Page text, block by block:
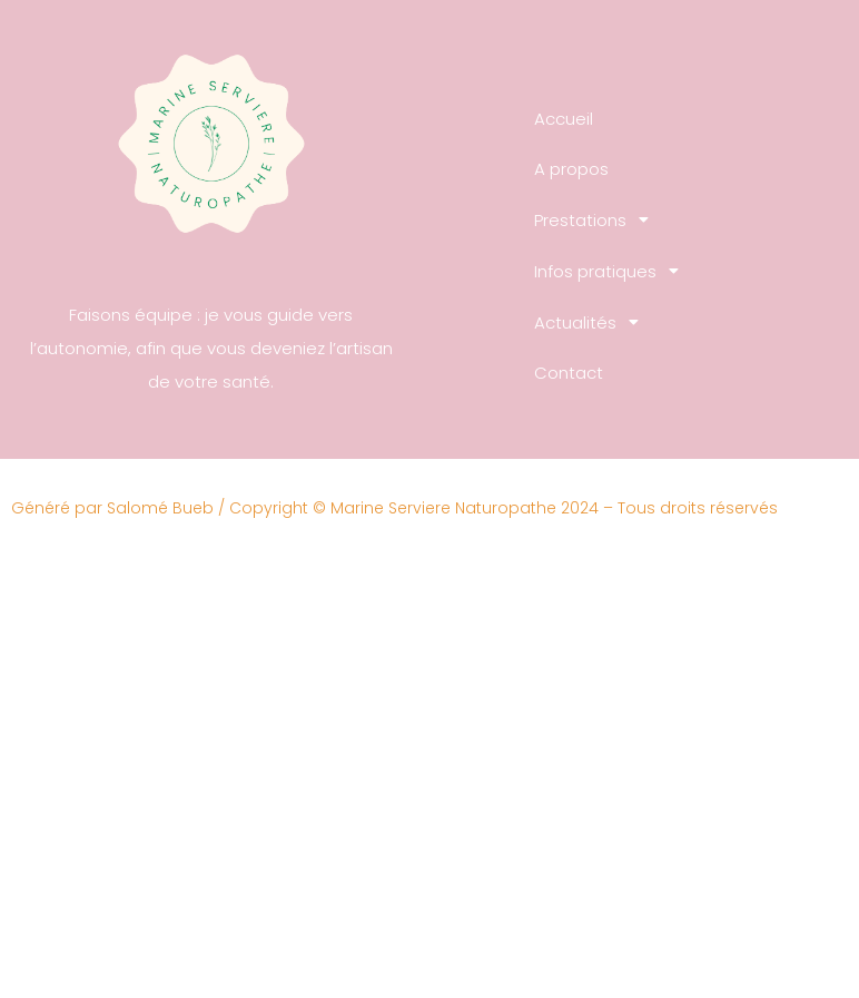
Faisons équipe : je vous guide vers
l’autonomie, afin que vous deveniez l’artisan
de votre santé.
Accueil
A propos
Prestations
Infos pratiques
Actualités
Contact
Généré par Salomé Bueb / Copyright © Marine Serviere Naturopathe 2024 – Tous droits réservés